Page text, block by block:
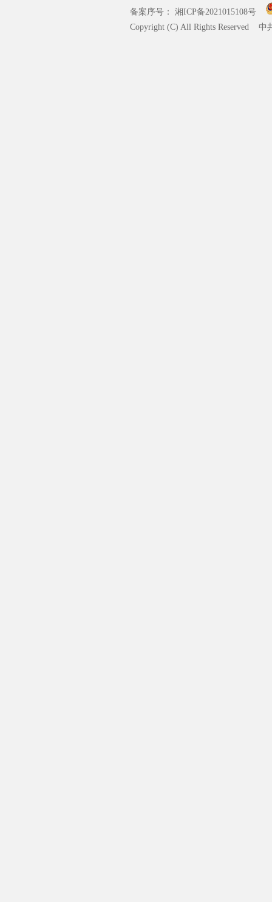
备案序号： 湘ICP备2021015108号
Copyright (C) All Rights Reserved